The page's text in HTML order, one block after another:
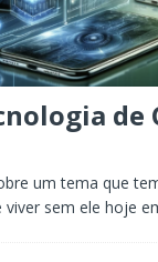
de
um tema que
sem ele hoje